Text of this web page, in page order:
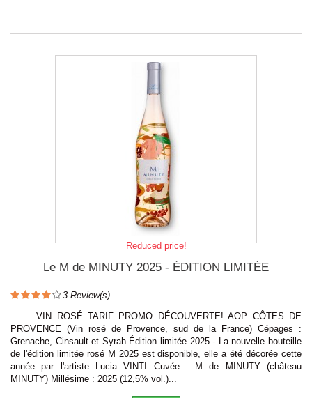
Reduced price!
Le M de MINUTY 2025 - ÉDITION LIMITÉE
3 Review(s)
VIN ROSÉ TARIF PROMO DÉCOUVERTE! AOP CÔTES DE
PROVENCE (Vin rosé de Provence, sud de la France) Cépages :
Grenache, Cinsault et Syrah Édition limitée 2025 - La nouvelle bouteille
de l'édition limitée rosé M 2025 est disponible, elle a été décorée cette
année par l'artiste Lucia VINTI Cuvée : M de MINUTY (château
MINUTY) Millésime : 2025 (12,5% vol.)...